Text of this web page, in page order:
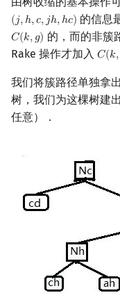
(𝑗,ℎ,𝑐,𝑗ℎ,ℎ𝑐)
(j,h,c,jh,hc ) 的信息
𝐶(𝑘,𝑔)
C(k,g) 的，而的非簇
Rake 操作才加入 𝐶(𝑘,
C(k,g
我们将簇路径单独拿
树，我们为这棵树建
任意）．